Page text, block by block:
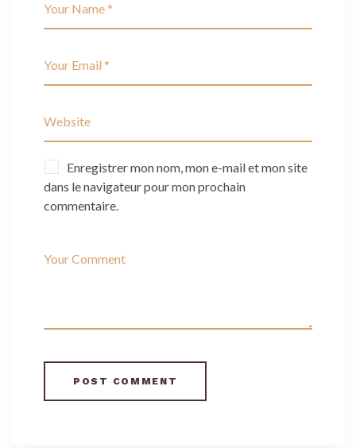
Enregistrer mon nom, mon e-mail et mon site
dans le navigateur pour mon prochain
commentaire.